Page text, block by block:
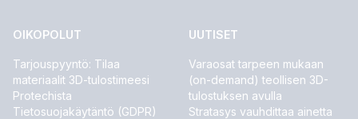
OIKOPOLUT
Tarjouspyyntö: Tilaa
materiaalit 3D-tulostimeesi
Protechista
Tietosuojakäytäntö (GDPR)
UUTISET
Varaosat tarpeen mukaan
(on-demand) teollisen 3D-
tulostuksen avulla
Stratasys vauhdittaa ainetta